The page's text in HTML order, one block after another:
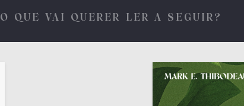
O QUE VAI QUERER LER A SEGUIR?